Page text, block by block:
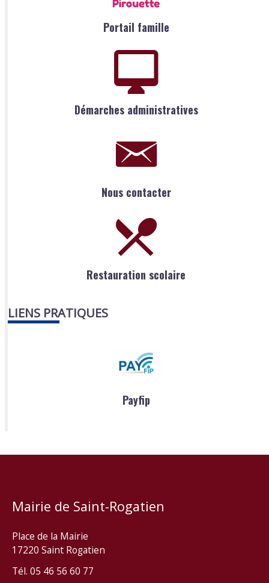
Portail famille
Démarches administratives
Nous contacter
Restauration scolaire
LIENS PRATIQUES
Payfip
Mairie de Saint-Rogatien
Place de la Mairie
17220 Saint Rogatien
Tél. 05 46 56 60 77